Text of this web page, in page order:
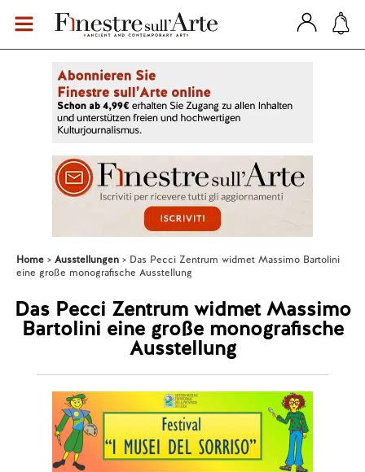
Home Ausstellungen
Das Pecci Zentrum widmet Massimo Bartolini
eine große monografische Ausstellung
Das Pecci Zentrum widmet Massimo
Bartolini eine große monografische
Ausstellung